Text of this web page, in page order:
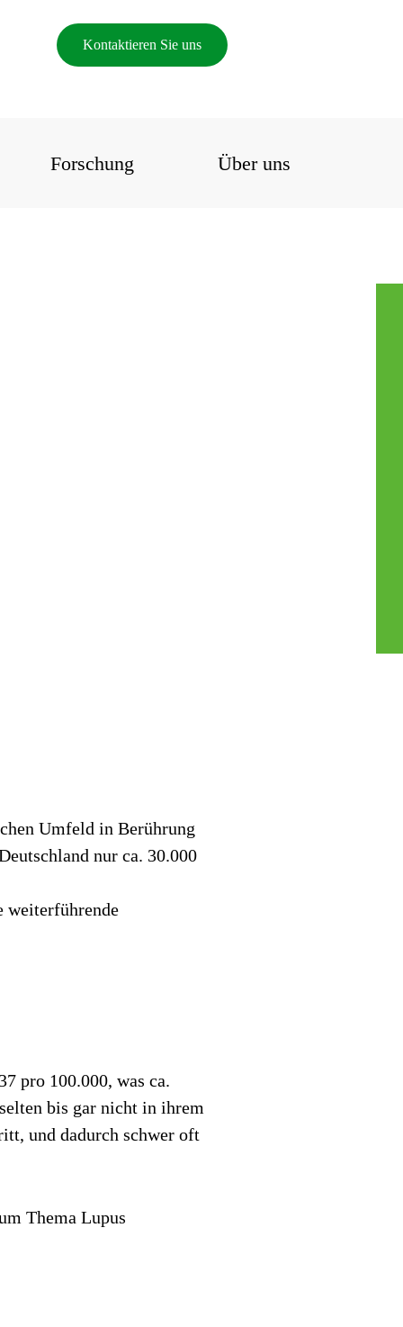
Kontaktieren Sie uns
Forschung Über uns
Umfeld in Berührung
nur ca. 30.000
weiterführende
pro 100.000, was ca.
bis gar nicht in ihrem
und dadurch schwer oft
Thema Lupus